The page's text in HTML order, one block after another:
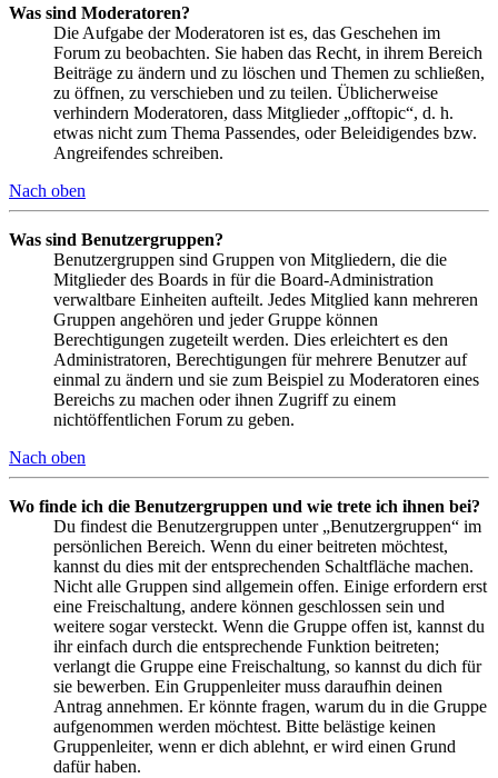
Was sind Moderatoren?
Die Aufgabe der Moderatoren ist es, das Geschehen im
Forum zu beobachten. Sie haben das Recht, in ihrem Bereich
Beiträge zu ändern und zu löschen und Themen zu schließen,
zu öffnen, zu verschieben und zu teilen. Üblicherweise
verhindern Moderatoren, dass Mitglieder „offtopic“, d. h.
etwas nicht zum Thema Passendes, oder Beleidigendes bzw.
Angreifendes schreiben.
Nach oben
Was sind Benutzergruppen?
Benutzergruppen sind Gruppen von Mitgliedern, die die
Mitglieder des Boards in für die Board-Administration
verwaltbare Einheiten aufteilt. Jedes Mitglied kann mehreren
Gruppen angehören und jeder Gruppe können
Berechtigungen zugeteilt werden. Dies erleichtert es den
Administratoren, Berechtigungen für mehrere Benutzer auf
einmal zu ändern und sie zum Beispiel zu Moderatoren eines
Bereichs zu machen oder ihnen Zugriff zu einem
nichtöffentlichen Forum zu geben.
Nach oben
Wo finde ich die Benutzergruppen und wie trete ich ihnen bei?
Du findest die Benutzergruppen unter „Benutzergruppen“ im
persönlichen Bereich. Wenn du einer beitreten möchtest,
kannst du dies mit der entsprechenden Schaltfläche machen.
Nicht alle Gruppen sind allgemein offen. Einige erfordern erst
eine Freischaltung, andere können geschlossen sein und
weitere sogar versteckt. Wenn die Gruppe offen ist, kannst du
ihr einfach durch die entsprechende Funktion beitreten;
verlangt die Gruppe eine Freischaltung, so kannst du dich für
sie bewerben. Ein Gruppenleiter muss daraufhin deinen
Antrag annehmen. Er könnte fragen, warum du in die Gruppe
aufgenommen werden möchtest. Bitte belästige keinen
Gruppenleiter, wenn er dich ablehnt, er wird einen Grund
dafür haben.